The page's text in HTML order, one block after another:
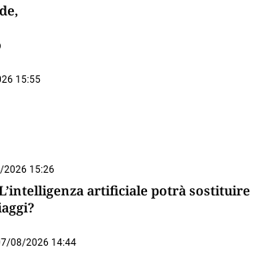
15:55
2026 15:26
artificiale potrà sostituire
08/2026 14:44